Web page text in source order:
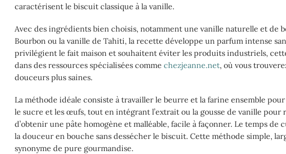
caractérisent le biscuit classique à la vanille.
Avec des ingrédients bien choisis, notamment une vanille naturelle et de
Bourbon ou la vanille de Tahiti, la recette développe un parfum intense
privilégient le fait maison et souhaitent éviter les produits industriels,
dans des ressources spécialisées comme chezjeanne.net, où vous
douceurs plus saines.
La méthode idéale consiste à travailler le beurre et la farine ensemble
le sucre et les œufs, tout en intégrant l’extrait ou la gousse de vanille pour
d’obtenir une pâte homogène et malléable, facile à façonner. Le temps
la douceur en bouche sans dessécher le biscuit. Cette méthode simple,
synonyme de pure gourmandise.